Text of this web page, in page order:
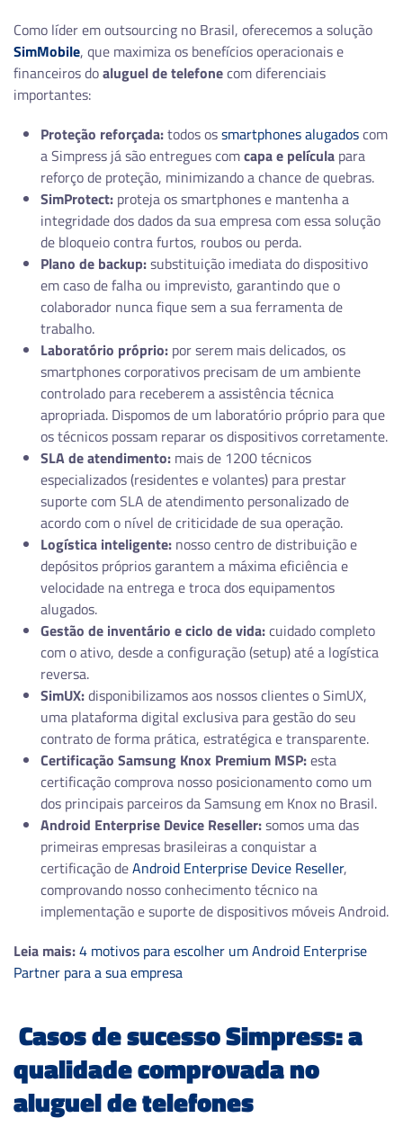
Como líder em outsourcing no Brasil, oferecemos a solução
SimMobile, que maximiza os benefícios operacionais e
financeiros doaluguel de telefonecom diferenciais
importantes:
Proteção reforçada:todos ossmartphones alugadoscom
a Simpress já são entregues comcapa e película para
reforço de proteção, minimizando a chance de quebras.
SimProtect: proteja os smartphones e mantenha a
integridade dos dados da sua empresa com essa solução
de bloqueio contra furtos, roubos ou perda.
Plano de backup:substituição imediata do dispositivo
em caso de falha ou imprevisto, garantindo que o
colaborador nunca fique sem a sua ferramenta de
trabalho.
Laboratório próprio: por serem mais delicados, os
smartphones corporativos precisam de um ambiente
controlado para receberem a assistência técnica
apropriada. Dispomos de um laboratório próprio para que
os técnicos possam reparar os dispositivos corretamente.
SLA de atendimento: mais de 1200 técnicos
especializados (residentes e volantes) para prestar
suporte com SLA de atendimento personalizado de
acordo com o nível de criticidade de sua operação.
Logística inteligente: nosso centro de distribuição e
depósitos próprios garantem a máxima eficiência e
velocidade na entrega e troca dos equipamentos
alugados.
Gestão de inventário e ciclo de vida:cuidado completo
com o ativo, desde a configuração (setup) até a logística
reversa.
SimUX:disponibilizamos aos nossos clientes o SimUX,
uma plataforma digital exclusiva para gestão do seu
contrato de forma prática, estratégica e transparente.
Certificação Samsung Knox Premium MSP:esta
certificação comprova nosso posicionamento como um
dos principais parceiros da Samsung em Knox no Brasil.
Android Enterprise Device Reseller:somos uma das
primeiras empresas brasileiras a conquistar a
certificação deAndroid Enterprise Device Reseller,
comprovando nosso conhecimento técnico na
implementação e suporte de dispositivos móveis Android.
Leia mais:4 motivos para escolher um Android Enterprise
Partner para a sua empresa
Casos de sucesso Simpress: a
qualidade comprovada no
aluguel de telefones